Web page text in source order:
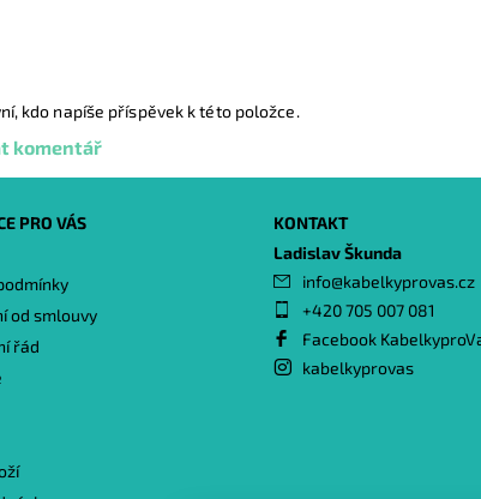
kdo napíše příspěvek k této položce.
komentář
PRO VÁS
od smlouvy
řád
KONTAKT
Ladislav Škunda
info@kabelkyprovas.cz
+420 705 007 081
Facebook
kabelkyprovas